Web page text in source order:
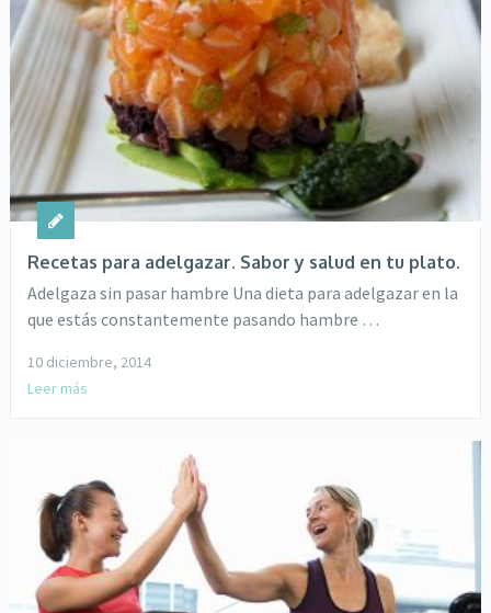
Recetas para adelgazar. Sabor y salud en tu plato.
Adelgaza sin pasar hambre Una dieta para adelgazar en la
que estás constantemente pasando hambre …
10 diciembre, 2014
Leer más